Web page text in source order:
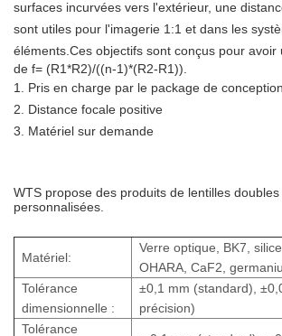
surfaces incurvées vers l'extérieur, une
sont utiles pour l'imagerie 1:1 et dans les
éléments. Ces objectifs sont conçus pour avoir
de f= (R1*R2)/((n-1)*(R2-R1)).
1. Pris en charge par le package de
2. Distance focale positive
3. Matériel sur demande
WTS propose des produits de lentilles
personnalisées.
Matériel:
Verre optique, BK7,
OHARA, CaF2,
Tolérance
dimensionnelle :
±0,1 mm (standard),
précision)
Tolérance